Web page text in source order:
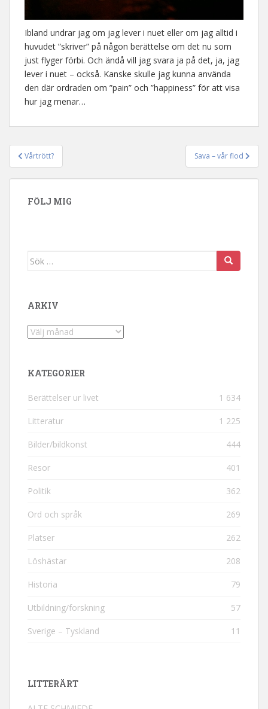
Ibland undrar jag om jag lever i nuet eller om jag alltid i
huvudet ”skriver” på någon berättelse om det nu som
just flyger förbi. Och ändå vill jag svara ja på det, ja, jag
lever i nuet – också. Kanske skulle jag kunna använda
den där ordraden om ”pain” och ”happiness” för att visa
hur jag menar…
Inläggsnavigering
Vårtrött? Sava – vår flod
FÖLJ MIG
Sök efter:
ARKIV
Arkiv
KATEGORIER
Berättelser ur livet 1 634
Litteratur 1 225
Bilder/bildkonst 444
Resor 401
Politik 362
Ord och språk 269
Platser 262
Löshästar 208
Historia 79
Utbildning/forskning 57
Sverige – Tyskland 11
LITTERÄRT